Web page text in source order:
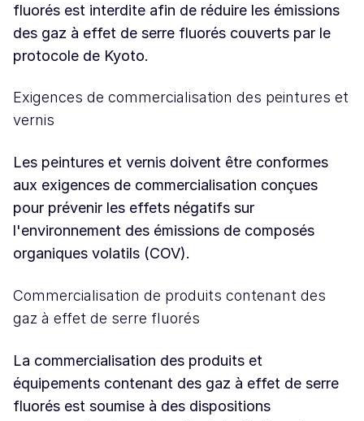
fluorés est interdite afin de réduire les émissions
des gaz à effet de serre fluorés couverts par le
protocole de Kyoto.
Exigences de commercialisation des peintures et
vernis
Les peintures et vernis doivent être conformes
aux exigences de commercialisation conçues
pour prévenir les effets négatifs sur
l'environnement des émissions de composés
organiques volatils (COV).
Commercialisation de produits contenant des
gaz à effet de serre fluorés
La commercialisation des produits et
équipements contenant des gaz à effet de serre
fluorés est soumise à des dispositions